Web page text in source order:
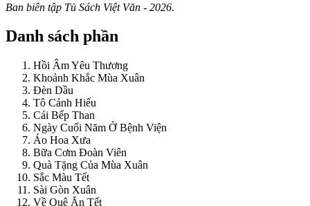
Ban biên tập Tủ Sách Việt Văn - 2026.
Danh sách phần
Hồi Âm Yêu Thương
Khoảnh Khắc Mùa Xuân
Đèn Dầu
Tô Cảnh Hiếu
Cái Bếp Than
Ngày Cuối Năm Ở Bệnh Viện
Áo Hoa Xưa
Bữa Cơm Đoàn Viên
Quà Tặng Của Mùa Xuân
Sắc Màu Tết
Sài Gòn Xuân
Về Quê Ăn Tết